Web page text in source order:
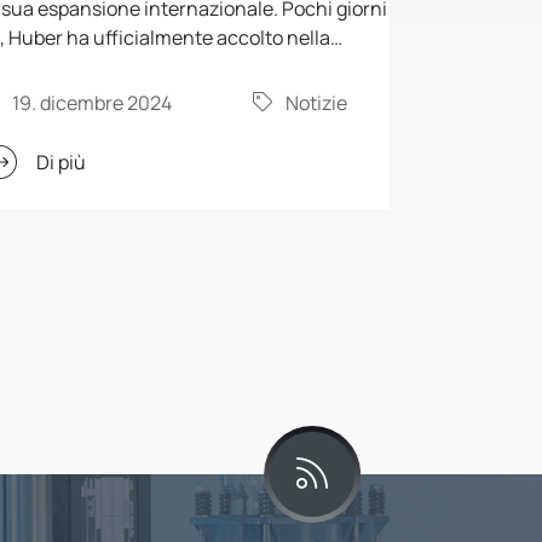
espansione internazionale. Pochi giorni
Huber ha ufficialmente accolto nella
di lunga data "Huber Italia", con
19. dicembre 2024 Notizie
Di più